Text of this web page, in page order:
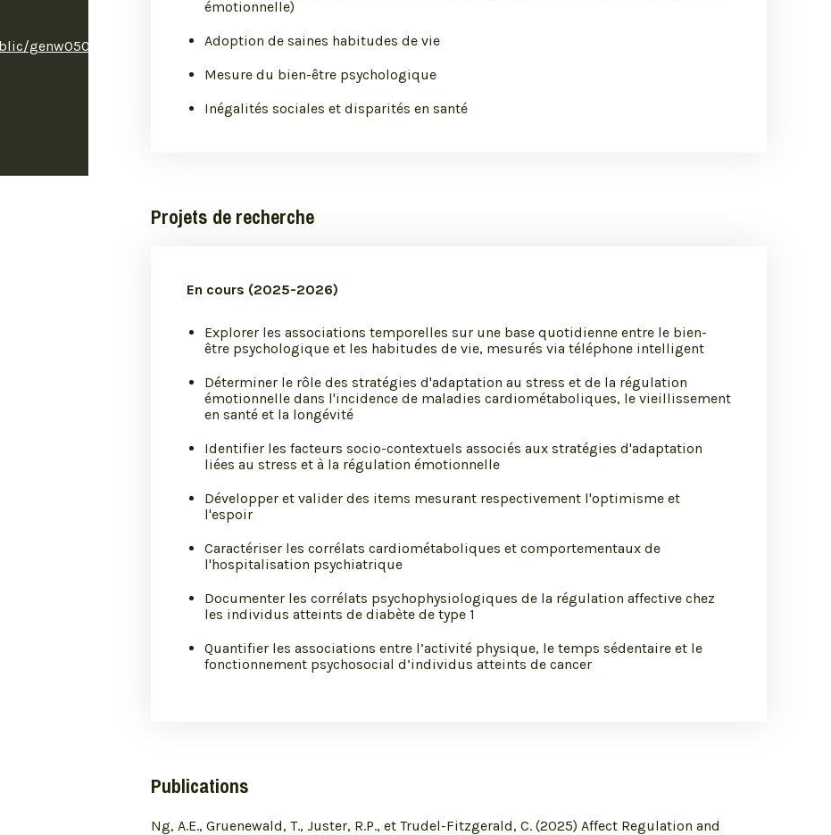
genw050r.page_perso?
émotionnelle)
Adoption de saines habitudes de vie
Mesure du bien-être psychologique
Inégalités sociales et disparités en santé
Projets de recherche
En cours (2025-2026)
Explorer les associations temporelles sur une base quotidienne entre le bien-
être psychologique et les habitudes de vie, mesurés via téléphone intelligent
Déterminer le rôle des stratégies d'adaptation au stress et de la régulation
émotionnelle dans l'incidence de maladies cardiométaboliques, le vieillissement
en santé et la longévité
Identifier les facteurs socio-contextuels associés aux stratégies d'adaptation
liées au stress et à la régulation émotionnelle
Développer et valider des items mesurant respectivement l'optimisme et
l'espoir
Caractériser les corrélats cardiométaboliques et comportementaux de
l'hospitalisation psychiatrique
Documenter les corrélats psychophysiologiques de la régulation affective chez
les individus atteints de diabète de type 1
Quantifier les associations entre l’activité physique, le temps sédentaire et le
fonctionnement psychosocial d’individus atteints de cancer
Publications
Ng, A.E., Gruenewald, T., Juster, R.P., et Trudel-Fitzgerald, C. (2025) Affect Regulation and